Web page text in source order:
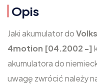
Opis
Jaki akumulator do
4motion [04.2002 -]
akumulatora do
uwagę zwrócić należy